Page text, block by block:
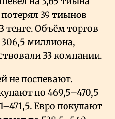
потерял 39 тиынов
тенге. Объём торгов
306,5 миллиона,
33 компании.
не поспевают.
по 469,5–470,5
Евро покупают